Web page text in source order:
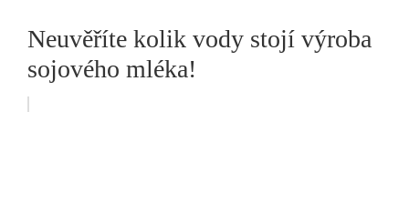
Neuvěříte kolik vody stojí výroba
sojového mléka!